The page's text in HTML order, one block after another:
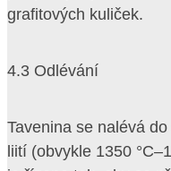
grafitových kuliček.
4.3 Odlévání
Tavenina se nalévá
liití (obvykle 1350